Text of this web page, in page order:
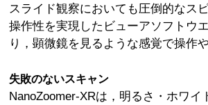
スライド観察においても圧倒的なス
操作性を実現したビューアソフトウ
り，顕微鏡を見るような感覚で操作
失敗のないスキャン
NanoZoomer-XRは，明るさ・ホワイ